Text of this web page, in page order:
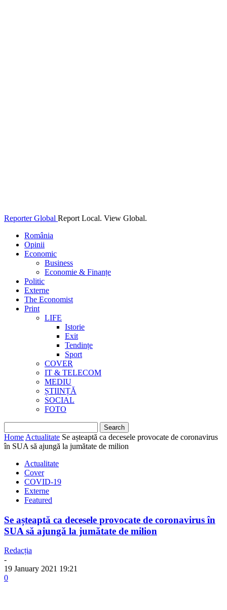
Reporter Global Report Local. View Global.
România
Opinii
Economic
Business
Economie & Finanțe
Politic
Externe
The Economist
Print
LIFE
Istorie
Exit
Tendințe
Sport
COVER
IT & TELECOM
MEDIU
ȘTIINȚĂ
SOCIAL
FOTO
Home Actualitate Se așteaptă ca decesele provocate de coronavirus
în SUA să ajungă la jumătate de milion
Actualitate
Cover
COVID-19
Externe
Featured
Se așteaptă ca decesele provocate de coronavirus în
SUA să ajungă la jumătate de milion
Redacția
-
19 January 2021 19:21
0